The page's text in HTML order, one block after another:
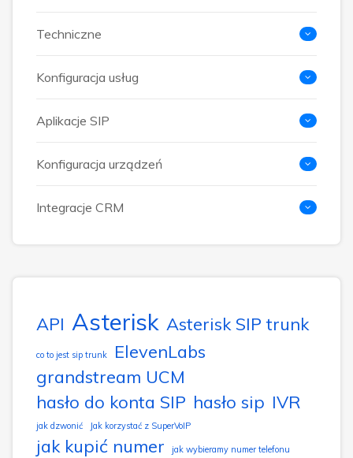
Techniczne
Konfiguracja usług
Aplikacje SIP
Konfiguracja urządzeń
Integracje CRM
API Asterisk Asterisk SIP trunk
co to jest sip trunk
ElevenLabs
grandstream UCM
hasło do konta SIP hasło sip IVR
jak dzwonić Jak korzystać z SuperVoIP
jak kupić numer
jak wybieramy numer telefonu